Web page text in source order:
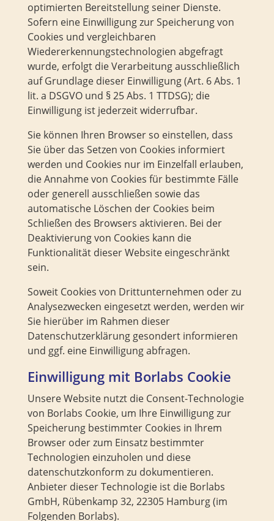
optimierten Bereitstellung seiner Dienste.
Sofern eine Einwilligung zur Speicherung von
Cookies und vergleichbaren
Wiedererkennungstechnologien abgefragt
wurde, erfolgt die Verarbeitung ausschließlich
auf Grundlage dieser Einwilligung (Art. 6 Abs. 1
lit. a DSGVO und § 25 Abs. 1 TTDSG); die
Einwilligung ist jederzeit widerrufbar.
Sie können Ihren Browser so einstellen, dass
Sie über das Setzen von Cookies informiert
werden und Cookies nur im Einzelfall erlauben,
die Annahme von Cookies für bestimmte Fälle
oder generell ausschließen sowie das
automatische Löschen der Cookies beim
Schließen des Browsers aktivieren. Bei der
Deaktivierung von Cookies kann die
Funktionalität dieser Website eingeschränkt
sein.
Soweit Cookies von Drittunternehmen oder zu
Analysezwecken eingesetzt werden, werden wir
Sie hierüber im Rahmen dieser
Datenschutzerklärung gesondert informieren
und ggf. eine Einwilligung abfragen.
Einwilligung mit Borlabs Cookie
Unsere Website nutzt die Consent-Technologie
von Borlabs Cookie, um Ihre Einwilligung zur
Speicherung bestimmter Cookies in Ihrem
Browser oder zum Einsatz bestimmter
Technologien einzuholen und diese
datenschutzkonform zu dokumentieren.
Anbieter dieser Technologie ist die Borlabs
GmbH, Rübenkamp 32, 22305 Hamburg (im
Folgenden Borlabs).